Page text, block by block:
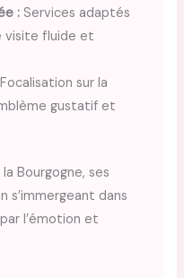
:Services adaptés
visite fluide et
sur la
gustatif et
Bourgogne, ses
s’immergeant dans
l’émotion et